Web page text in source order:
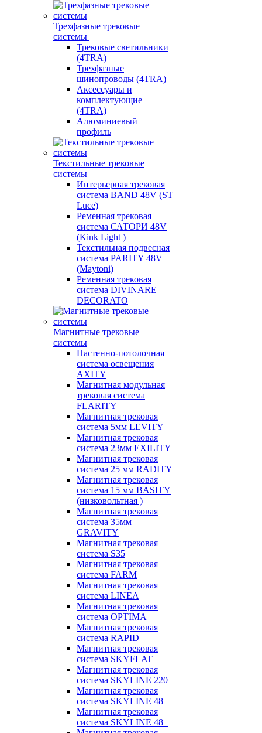
Трехфазные трековые
системы
Трековые светильники
(4TRA)
Трехфазные
шинопроводы (4TRA)
Аксессуары и
комплектующие
(4TRA)
Алюминиевый
профиль
Текстильные трековые
системы
Интерьерная трековая
система BAND 48V (ST
Luce)
Ременная трековая
система САТОРИ 48V
(Kink Light )
Текстильная подвесная
система PARITY 48V
(Maytoni)
Ременная трековая
система DIVINARE
DECORATO
Магнитные трековые
системы
Настенно-потолочная
система освещения
AXITY
Магнитная модульная
трековая система
FLARITY
Магнитная трековая
система 5мм LEVITY
Магнитная трековая
система 23мм EXILITY
Магнитная трековая
система 25 мм RADITY
Магнитная трековая
система 15 мм BASITY
(низковольтная )
Магнитная трековая
система 35мм
GRAVITY
Магнитная трековая
система S35
Магнитная трековая
система FARM
Магнитная трековая
система LINEA
Магнитная трековая
система OPTIMA
Магнитная трековая
система RAPID
Магнитная трековая
система SKYFLAT
Магнитная трековая
система SKYLINE 220
Магнитная трековая
система SKYLINE 48
Магнитная трековая
система SKYLINE 48+